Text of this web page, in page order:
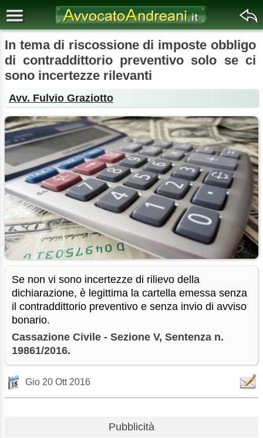
In tema di riscossione di imposte obbligo
di contraddittorio preventivo solo se ci
sono incertezze rilevanti
Avv. Fulvio Graziotto
Se non vi sono incertezze di rilievo della
dichiarazione, è legittima la cartella emessa senza
il contraddittorio preventivo e senza invio di avviso
bonario.
Cassazione Civile - Sezione V, Sentenza n.
19861/2016.
Gio 20 Ott 2016
Pubblicità